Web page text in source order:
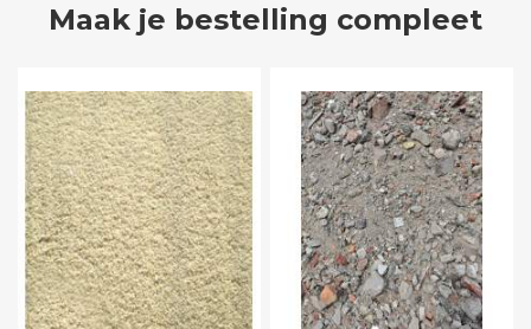
Maak je bestelling compleet